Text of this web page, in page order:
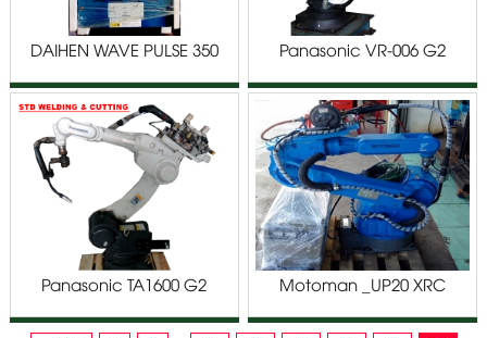
DAIHEN WAVE PULSE 350 Panasonic VR-006 G2
Panasonic TA1600 G2 Motoman _UP20 XRC